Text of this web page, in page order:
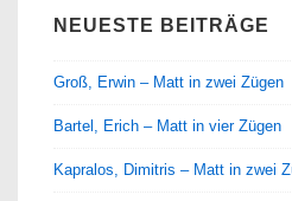
NEUESTE BEITRÄGE
Groß, Erwin – Matt in zwei Zügen
Bartel, Erich – Matt in vier Zügen
Kapralos, Dimitris – Matt in zwei